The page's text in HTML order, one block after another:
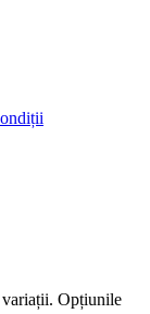
variații. Opțiunile